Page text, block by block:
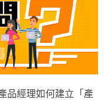
品經理如何建立「產